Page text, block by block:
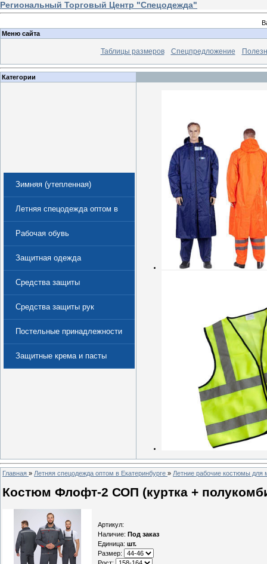
Региональный Торговый Центр "Спецодежда"
Меню сайта
Таблицы размеров Спецпредложение
Категории
Зимняя (утепленная)
спецодежда
Летняя спецодежда оптом в
Екатеринбурге
Рабочая обувь
Защитная одежда
Средства защиты
Средства защиты рук
Постельные принадлежности
Защитные крема и пасты
Главная » Летняя спецодежда оптом в Екатеринбурге » Летние рабочие костюмы для
Костюм Флофт-2 СОП (куртка +
Артикул:
Наличие: Под заказ
Единица: шт.
Размер:
Рост: